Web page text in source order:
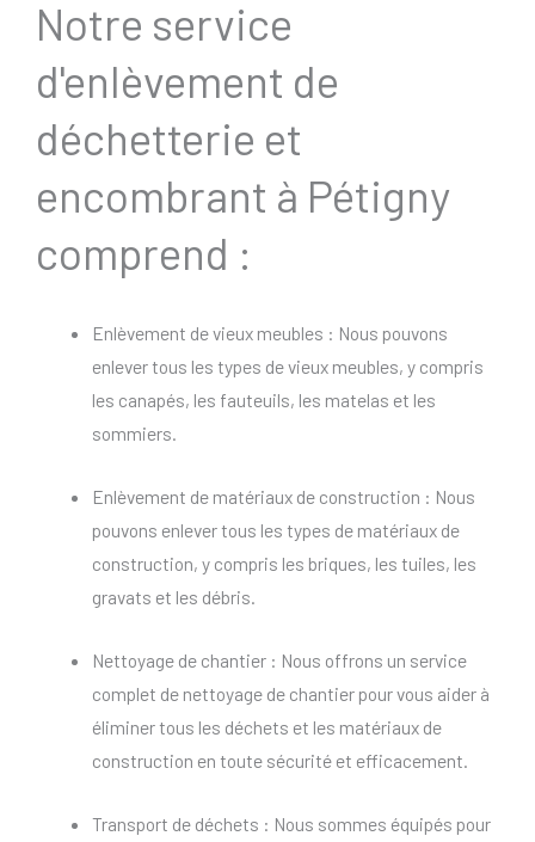
Notre service
d'enlèvement de
déchetterie et
encombrant à Pétigny
comprend :
Enlèvement de vieux meubles : Nous pouvons
enlever tous les types de vieux meubles, y compris
les canapés, les fauteuils, les matelas et les
sommiers.
Enlèvement de matériaux de construction : Nous
pouvons enlever tous les types de matériaux de
construction, y compris les briques, les tuiles, les
gravats et les débris.
Nettoyage de chantier : Nous offrons un service
complet de nettoyage de chantier pour vous aider à
éliminer tous les déchets et les matériaux de
construction en toute sécurité et efficacement.
Transport de déchets : Nous sommes équipés pour